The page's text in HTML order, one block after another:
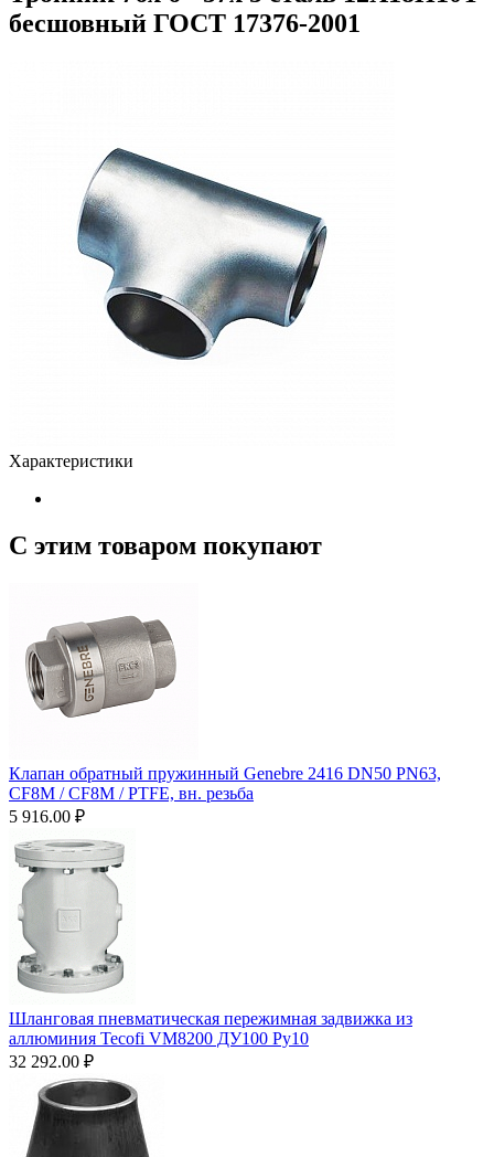
бесшовный ГОСТ 17376-2001
Характеристики
С этим товаром покупают
Клапан обратный пружинный Genebre 2416 DN50 PN63,
CF8M / CF8M / PTFE, вн. резьба
5 916.00 ₽
Шланговая пневматическая пережимная задвижка из
аллюминия Tecofi VM8200 ДУ100 Ру10
32 292.00 ₽